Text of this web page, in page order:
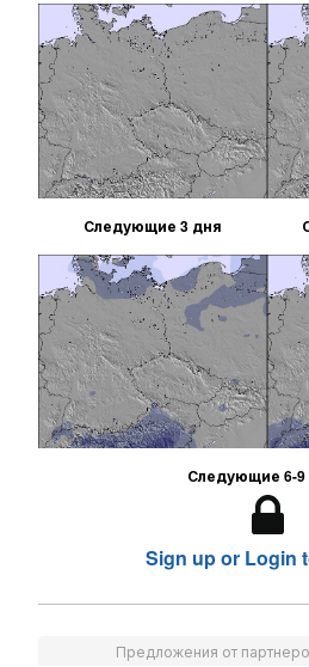
Следующие 3 дня
Следующие 6-9
Sign up or Login
Предложения от